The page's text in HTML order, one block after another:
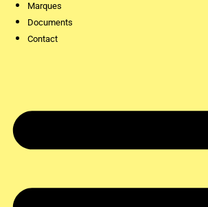
Marques
Documents
Contact